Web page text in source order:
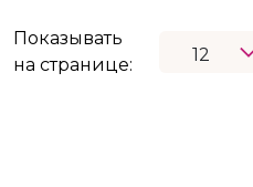
Показывать
на странице: